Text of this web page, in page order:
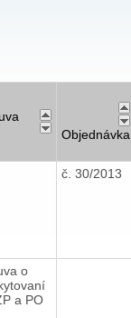
Objednávka
č. 30/2013
o
a PO